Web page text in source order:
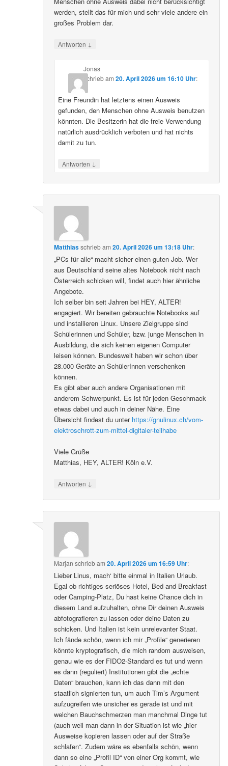
werden, stellt das für mich und sehr viele andere ein
großes Problem dar.
Antworten ↓
Jonas
schriebam 20. April 2026 um 16:10 Uhr:
Eine Freundin hat letztens einen Ausweis
gefunden, den Menschen ohne Ausweis benutzen
könnten. Die Besitzerin hat die freie Verwendung
natürlich ausdrücklich verboten und hat nichts
damit zu tun.
Antworten ↓
Matthiasschriebam20. April 2026 um 13:18 Uhr:
„PCs für alle“ macht sicher einen guten Job. Wer
aus Deutschland seine altes Notebook nicht nach
Österreich schicken will, findet auch hier ähnliche
Angebote.
Ich selber bin seit Jahren bei HEY, ALTER!
engagiert. Wir bereiten gebrauchte Notebooks auf
und installieren Linux. Unsere Zielgruppe sind
Schülerinnen und Schüler, bzw. junge Menschen in
Ausbildung, die sich keinen eigenen Computer
leisen können. Bundesweit haben wir schon über
28.000 Geräte an SchülerInnen verschenken
können.
Es gibt aber auch andere Organisationen mit
anderem Schwerpunkt. Es ist für jeden Geschmack
etwas dabei und auch in deiner Nähe. Eine
Übersicht findest du unter https://gnulinux.ch/vom-
elektroschrott-zum-mittel-digitaler-teilhabe
Viele Grüße
Matthias, HEY, ALTER! Köln e.V.
Antworten ↓
Marjan schriebam20. April 2026 um 16:59 Uhr:
Lieber Linus, mach‘ bitte einmal in Italien Urlaub.
Egal ob richtiges seriöses Hotel, Bed and Breakfast
oder Camping-Platz, Du hast keine Chance dich in
diesem Land aufzuhalten, ohne Dir deinen Ausweis
abfotografieren zu lassen oder deine Daten zu
schicken. Und Italien ist kein unrelevanter Staat.
Ich fände schön, wenn ich mir „Profile“ generieren
könnte kryptografisch, die mich random ausweisen,
genau wie es der FIDO2-Standard es tut und wenn
es dann (reguliert) Institutionen gibt die „echte
Daten“ brauchen, kann ich das dann mit den
staatlich signierten tun, um auch Tim’s Argument
aufzugreifen wie unsicher es gerade ist und mit
welchen Bauchschmerzen man manchmal Dinge tut
(auch weil man dann in der Situation ist wie „hier
Ausweise kopieren lassen oder auf der Straße
schlafen“. Zudem wäre es ebenfalls schön, wenn
dann so eine „Profil ID“ von einer Org kommt, wie